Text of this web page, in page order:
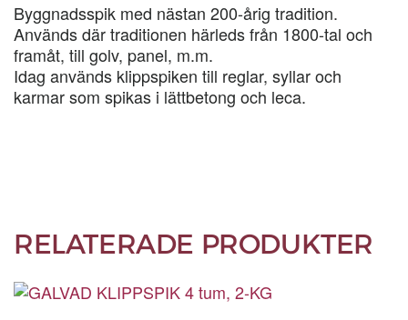
Byggnadsspik med nästan 200-årig tradition.
Används där traditionen härleds från 1800-tal och
framåt, till golv, panel, m.m.
Idag används klippspiken till reglar, syllar och
karmar som spikas i lättbetong och leca.
RELATERADE PRODUKTER